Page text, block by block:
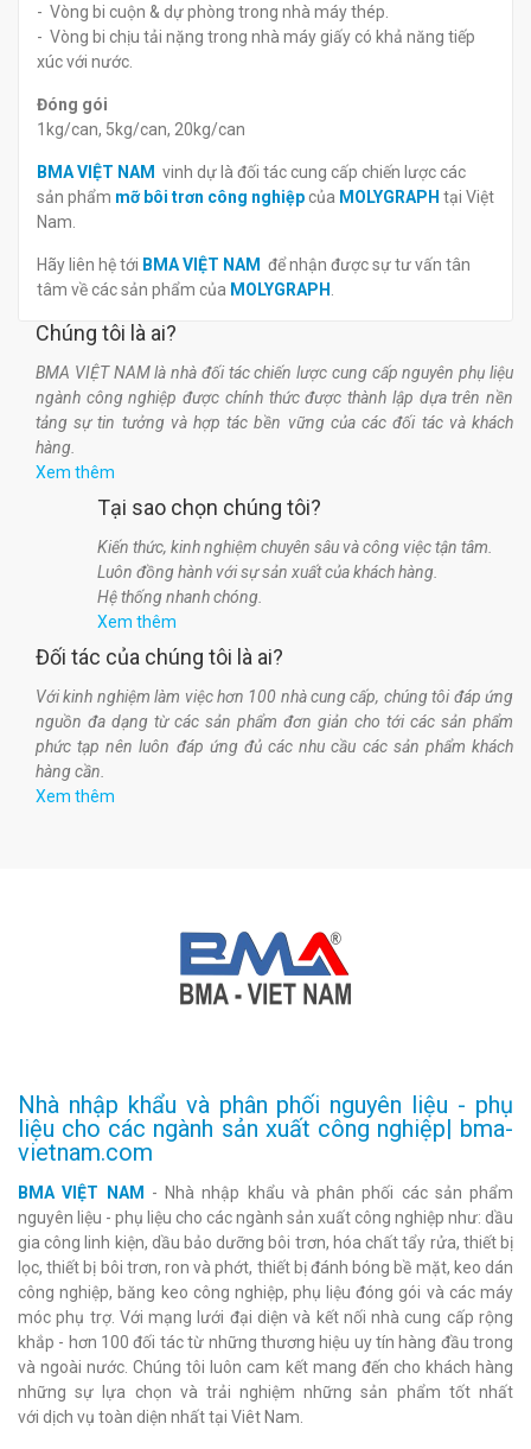
- Vòng bi cuộn & dự phòng trong nhà máy thép.
- Vòng bi chịu tải nặng trong nhà máy giấy có khả năng tiếp
xúc với nước.
Đóng gói
1kg/can, 5kg/can, 20kg/can
BMA VIỆT NAM vinh dự là đối tác cung cấp chiến lược các
sản phẩm mỡ bôi trơn công nghiệpcủa MOLYGRAPH tại Việt
Nam.
Hãy liên hệ tới BMA VIỆT NAM để nhận được sự tư vấn tân
tâm về các sản phẩm của MOLYGRAPH
Chúng tôi là ai?
BMA VIỆT NAM là nhà đối tác chiến lược cung cấp nguyên phụ liệu
ngành công nghiệp được chính thức được thành lập dựa trên nền
tảng sự tin tưởng và hợp tác bền vững của các đối tác và khách
hàng.
Xem thêm
Tại sao chọn chúng tôi?
Kiến thức, kinh nghiệm chuyên sâu và công việc tận tâm.
Luôn đồng hành với sự sản xuất của khách hàng.
Hệ thống nhanh chóng.
Xem thêm
Đối tác của chúng tôi là ai?
Với kinh nghiệm làm việc hơn 100 nhà cung cấp, chúng tôi đáp ứng
nguồn đa dạng từ các sản phẩm đơn giản cho tới các sản phẩm
phức tạp nên luôn đáp ứng đủ các nhu cầu các sản phẩm khách
hàng cần.
Xem thêm
Nhà nhập khẩu và phân phối nguyên liệu - phụ
liệu cho các ngành sản xuất công nghiệp| bma-
vietnam.com
BMA VIỆT NAM
- Nhà nhập khẩu và phân phối các sản phẩm
nguyên liệu - phụ liệu cho các ngành sản xuất công nghiệp như: dầu
gia công linh kiện, dầu bảo dưỡng bôi trơn, hóa chất tẩy rửa, thiết bị
lọc, thiết bị bôi trơn, ron và phớt, thiết bị đánh bóng bề mặt, keo dán
công nghiệp, băng keo công nghiệp, phụ liệu đóng gói và các máy
móc phụ trợ. Với mạng lưới đại diện và kết nối nhà cung cấp rộng
khắp - hơn 100 đối tác từ những thương hiệu uy tín hàng đầu trong
và ngoài nước. Chúng tôi luôn cam kết mang đến cho khách hàng
những sự lựa chọn và trải nghiệm những sản phẩm tốt nhất
với dịch vụ toàn diện nhất tại Viêt Nam.